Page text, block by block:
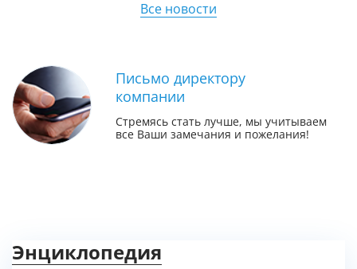
Все новости
Письмо директору
компании
Стремясь стать лучше, мы учитываем
все Ваши замечания и пожелания!
Энциклопедия